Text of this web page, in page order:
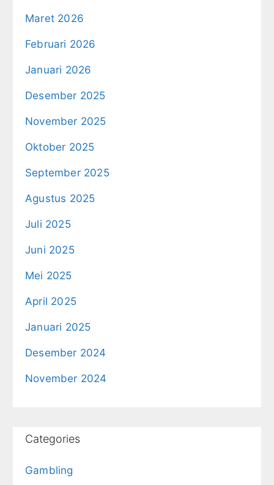
Maret 2026
Februari 2026
Januari 2026
Desember 2025
November 2025
Oktober 2025
September 2025
Agustus 2025
Juli 2025
Juni 2025
Mei 2025
April 2025
Januari 2025
Desember 2024
November 2024
Categories
Gambling